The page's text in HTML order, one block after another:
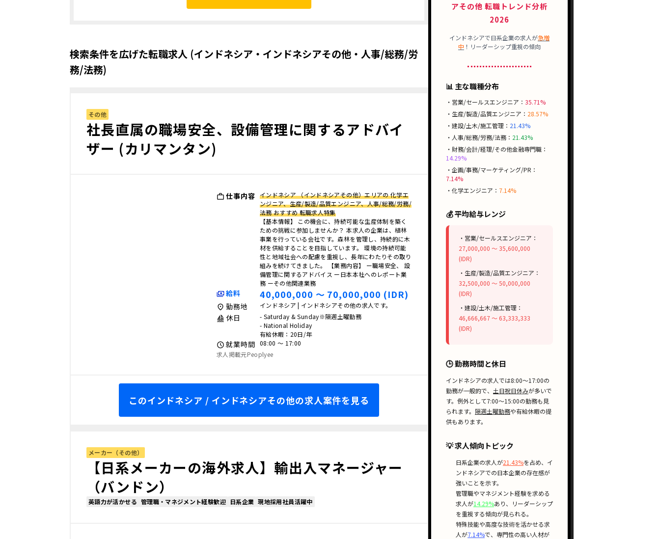
アその他 転職トレンド分析
2026
インドネシアで日系企業の求人が急増
中 ！ リーダーシップ重視の傾向
📊 主な職種分布
・営業/セールスエンジニア： 35.71%
・生産/製造/品質エンジニア： 28.57%
・建設/土木/施工管理： 21.43%
・人事/総務/労務/法務： 21.43%
・財務/会計/経理/その他金融専門職：
14.29%
・企画/事務/マーケティング/PR：
7.14%
・化学エンジニア： 7.14%
💰 平均給与レンジ
・営業/セールスエンジニア：
27,000,000 〜 35,600,000
(IDR)
・生産/製造/品質エンジニア：
32,500,000 〜 50,000,000
(IDR)
・建設/土木/施工管理：
46,666,667 〜 63,333,333
(IDR)
🕒 勤務時間と休日
インドネシアの求人では8:00〜17:00の
勤務が一般的で、 土日祝日休みが多いで
す。例外として7:00〜15:00の勤務も見
られます。 隔週土曜勤務や有給休暇の提
供もあります。
💡 求人傾向トピック
日系企業の求人が21.43%を占め、イ
ンドネシアでの日本企業の存在感が
強いことを示す。
管理職やマネジメント経験を求める
求人が14.29%あり、
リーダーシップ
を重視する傾向が見られる。
特殊技能や高度な技術を活かせる求
人が7.14%で、 専門性の高い人材が
検索条件を広げた転職求人 (インドネシア・インドネシアその他・人事/総務/労
務/法務)
その他
社長直属の職場安全、設備管理に関するアドバイ
ザー (カリマンタン)
仕事内容 インドネシア （インドネシアその他）エリアの 化学エ
ンジニア、生産/製造/品質エンジニア、人事/総務/労務/
法務 おすすめ 転職求人特集
【基本情報】 この機会に、持続可能な生産体制を築く
ための挑戦に参加しませんか？ 本求人の企業は、植林
事業を行っている会社です。森林を管理し、持続的に木
材を供給することを目指しています。 環境の持続可能
性と地域社会への配慮を重視し、長年にわたりその取り
組みを続けてきました。 【業務内容】 ー職場安全、 設
備管理に関するアドバイス ー日本本社へのレポート業
務 ーその他関連業務
給料 40,000,000 〜 70,000,000 (IDR)
勤務地 インドネシア | インドネシアその他の求人です。
休日
- Saturday & Sunday※隔週土曜勤務
- National Holiday
有給休暇：20日/年
就業時間 08:00 〜 17:00
求人掲載元Peoplyee
このインドネシア / インドネシアその他の求人案件を見る
メーカー（その他）
【日系メーカーの海外求人】輸出入マネージャー
（バンドン）
英語力が活かせる 管理職・マネジメント経験歓迎 日系企業 現地採用社員活躍中